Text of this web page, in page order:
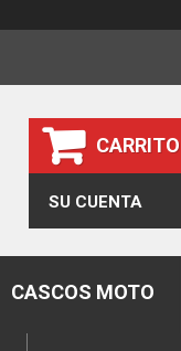
CARRITO
SU CUENTA
CASCOS MOTO